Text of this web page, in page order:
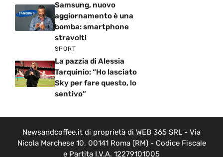
Samsung, nuovo
aggiornamento è una
bomba: smartphone
stravolti
SPORT
La pazzia di Alessia
Tarquinio: “Ho lasciato
Sky per fare questo, lo
sentivo”
Newsandcoffee.it di proprietà di WEB 365 SRL - Via
Nicola Marchese 10, 00141 Roma (RM) - Codice Fiscale
e Partita I.V.A. 12279101005